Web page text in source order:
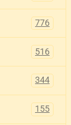
776
516
344
155